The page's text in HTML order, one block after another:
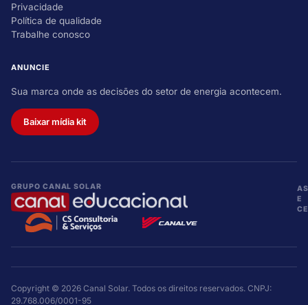
Privacidade
Política de qualidade
Trabalhe conosco
ANUNCIE
Sua marca onde as decisões do setor de energia acontecem.
Baixar mídia kit
GRUPO CANAL SOLAR
E
Copyright © 2026 Canal Solar. Todos os direitos reservados. CNPJ:
29.768.006/0001-95